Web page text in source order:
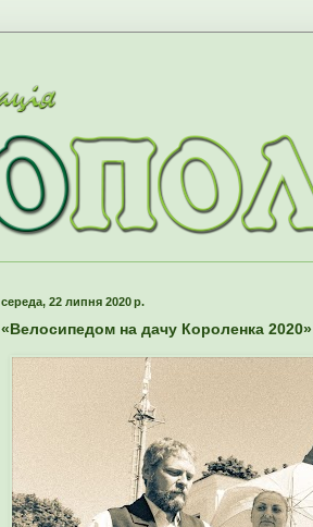
середа, 22 липня 2020 р.
«Велосипедом на дачу Короленка 2020»